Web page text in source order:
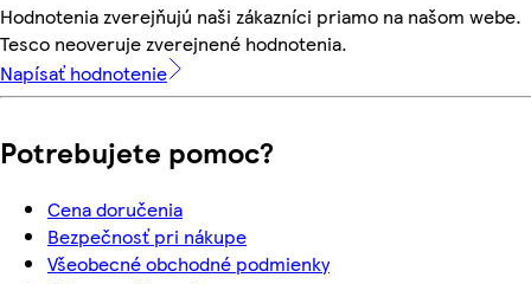
Hodnotenia zverejňujú naši zákazníci priamo na našom webe.
Tesco neoveruje zverejnené hodnotenia.
Napísať hodnotenie
Potrebujete pomoc?
Cena doručenia
Bezpečnosť pri nákupe
Všeobecné obchodné podmienky